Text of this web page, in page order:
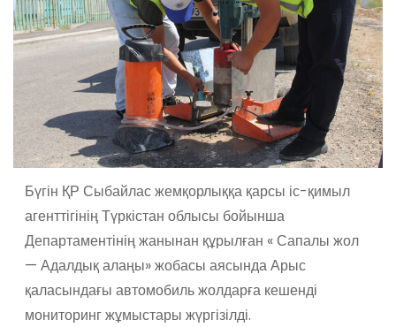
Бүгін ҚР Сыбайлас жемқорлыққа қарсы іс-қимыл
агенттігінің Түркістан облысы бойынша
Департаментінің жанынан құрылған « Сапалы жол
— Адалдық алаңы» жобасы аясында Арыс
қаласындағы автомобиль жолдарға кешенді
мониторинг жұмыстары жүргізілді.